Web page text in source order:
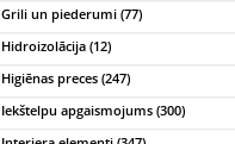
Grili un piederumi (77)
Hidroizolācija (12)
Higiēnas preces (247)
Iekštelpu apgaismojums (300)